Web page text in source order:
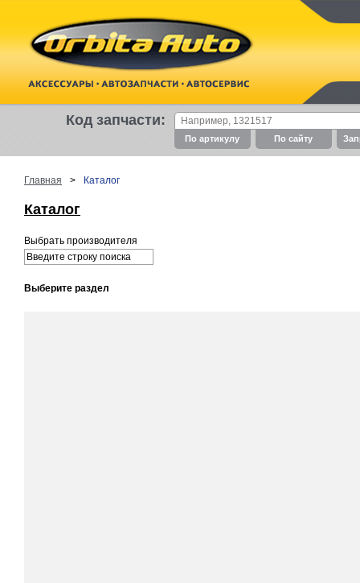
Код запчасти:
По артикулу По cайту
Главная > Каталог
Каталог
Выбрать производителя
Выберите раздел